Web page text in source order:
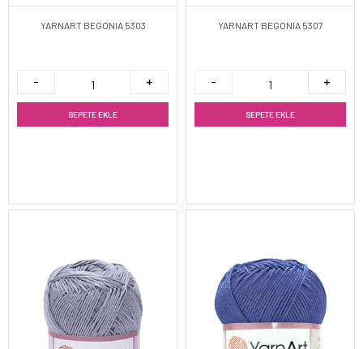
YARNART BEGONIA 5303
SEPETE EKLE
YARNART BEGONIA 5307
SEPETE EKLE